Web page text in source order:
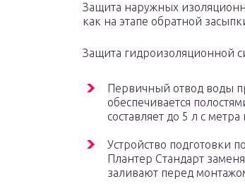
Защита наружных
как на этапе обратной
Защита гидроизоляционной
Первичный отвод воды
обеспечивается
составляет до 5 л с
Устройство подготовки
Плантер Стандарт
заливают перед